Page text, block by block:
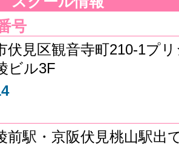
号
伏見区観音寺町210-1プ
ビル3F
前駅・京阪伏見桃山駅出